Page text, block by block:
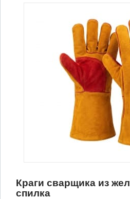
Краги сварщика из
спилка